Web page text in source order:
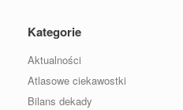
Kategorie
Aktualności
Atlasowe ciekawostki
Bilans dekady